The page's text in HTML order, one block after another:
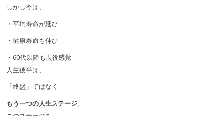
しかし今は、
・平均寿命が延び
・健康寿命も伸び
・60代以降も現役感覚
人生後半は、
「終盤」ではなく
もう一つの人生ステージ。